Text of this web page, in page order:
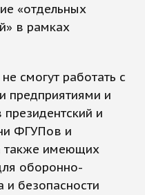
«отдельных
в рамках
смогут работать с
предприятиями и
и
ФГУПов и
также имеющих
оборонно-
безопасности